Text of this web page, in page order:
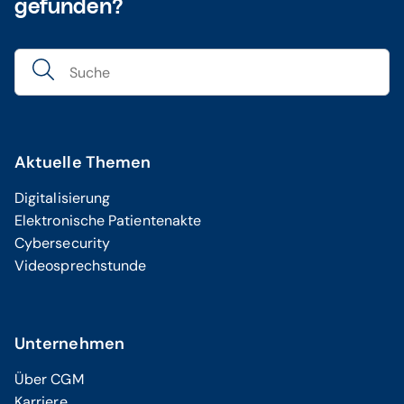
Telefax: +49 (0) 261 8000 3908
TECHNIK.SUPPORT.BUDENTAL.DE@CGM.COM
gefunden?
Aktuelle Themen
Digitalisierung
Elektronische Patientenakte
Cybersecurity
Videosprechstunde
Unternehmen
Über CGM